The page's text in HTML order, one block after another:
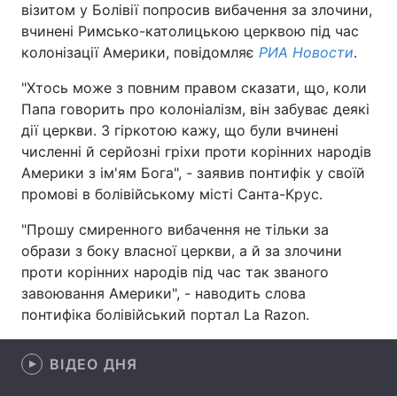
Головна Війна
Україна Політика
візитом у Болівії попросив вибачення за злочини,
вчинені Римсько-католицькою церквою під час
колонізації Америки, повідомляє РИА Новости.
"Хтось може з повним правом сказати, що, коли
Папа говорить про колоніалізм, він забуває деякі
дії церкви. З гіркотою кажу, що були вчинені
численні й серйозні гріхи проти корінних народів
Америки з ім'ям Бога", - заявив понтифік у своїй
промові в болівійському місті Санта-Крус.
"Прошу смиренного вибачення не тільки за
образи з боку власної церкви, а й за злочини
проти корінних народів під час так званого
завоювання Америки", - наводить слова
понтифіка болівійський портал La Razon.
ВІДЕО ДНЯ